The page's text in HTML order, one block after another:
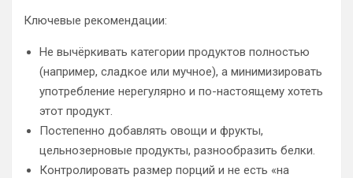
Ключевые рекомендации:
Не вычёркивать категории продуктов полностью
(например, сладкое или мучное), а минимизировать
употребление нерегулярно и по-настоящему хотеть
этот продукт.
Постепенно добавлять овощи и фрукты,
цельнозерновые продукты, разнообразить белки.
Контролировать размер порций и не есть «на